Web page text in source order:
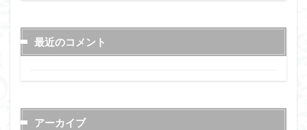
最近のコメント
アーカイブ